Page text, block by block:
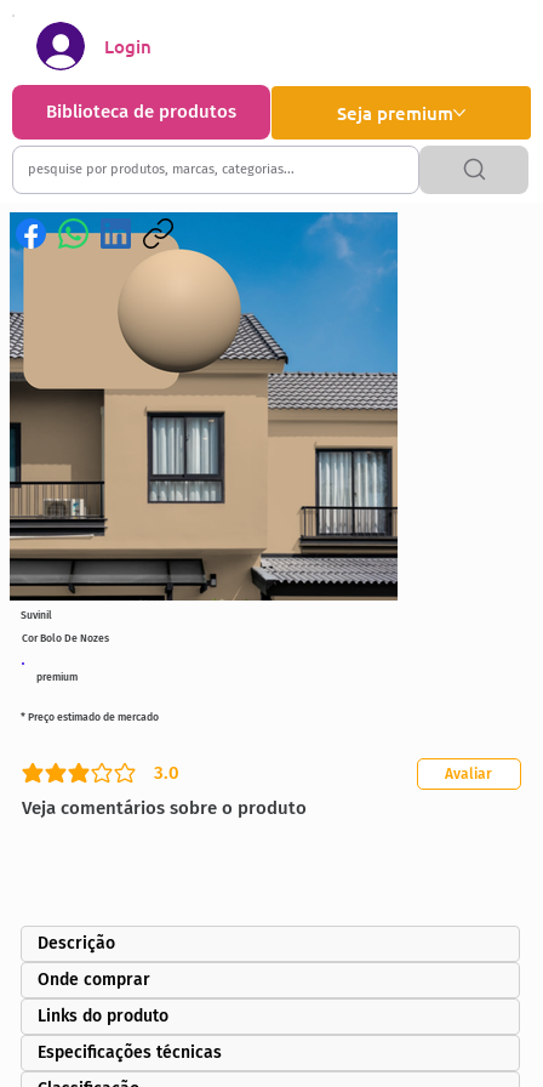
Seja premium
Biblioteca de produtos
Login
premium
Cor Bolo De Nozes
3.0
classificação média é 3 de 5
Veja comentários sobre o produto
Avaliar
* Preço estimado de mercado
Suvinil
Descrição
Onde comprar
Links do produto
Especificações técnicas